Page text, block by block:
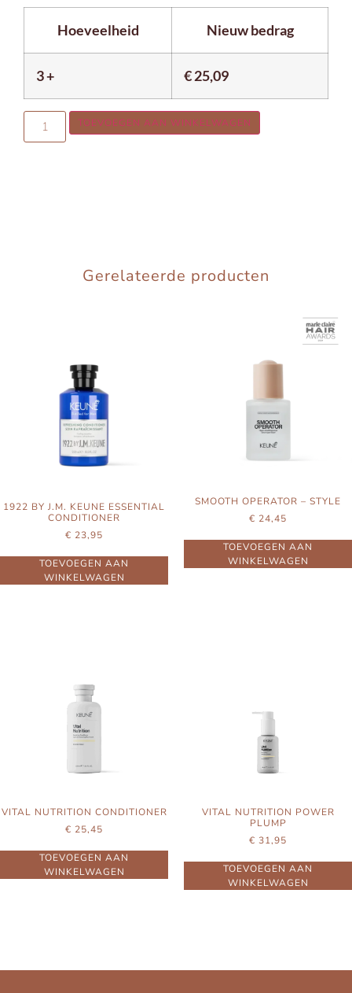
Hoeveelheid Nieuw bedrag
3 + €25,09
TOEVOEGEN AAN WINKELWAGEN
Gerelateerde producten
1922 BY J.M. KEUNE ESSENTIAL
CONDITIONER
€ 23,95
TOEVOEGEN AAN
WINKELWAGEN
SMOOTH OPERATOR – STYLE
€ 24,45
TOEVOEGEN AAN
WINKELWAGEN
VITAL NUTRITION CONDITIONER
€ 25,45
TOEVOEGEN AAN
WINKELWAGEN
VITAL NUTRITION POWER
PLUMP
€ 31,95
TOEVOEGEN AAN
WINKELWAGEN